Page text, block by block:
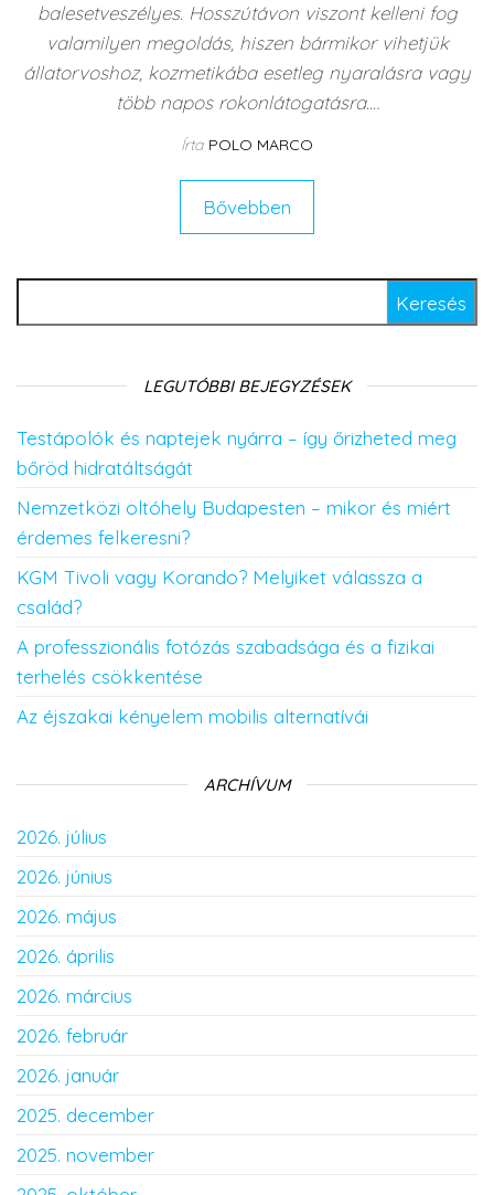
balesetveszélyes. Hosszútávon viszont kelleni fog
valamilyen megoldás, hiszen bármikor vihetjük
állatorvoshoz, kozmetikába esetleg nyaralásra vagy
több napos rokonlátogatásra.…
Írta POLO MARCO
Bővebben
LEGUTÓBBI BEJEGYZÉSEK
Testápolók és naptejek nyárra – így őrizheted meg
bőröd hidratáltságát
Nemzetközi oltóhely Budapesten – mikor és miért
érdemes felkeresni?
KGM Tivoli vagy Korando? Melyiket válassza a
család?
A professzionális fotózás szabadsága és a fizikai
terhelés csökkentése
Az éjszakai kényelem mobilis alternatívái
ARCHÍVUM
2026. július
2026. június
2026. május
2026. április
2026. március
2026. február
2026. január
2025. december
2025. november